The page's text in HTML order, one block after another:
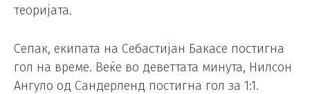
теоријата.
Сепак, екипата на Себастијан Бакасе постигна
гол на време. Веќе во деветтата минута, Нилсон
Ангуло од Сандерленд постигна гол за 1:1.